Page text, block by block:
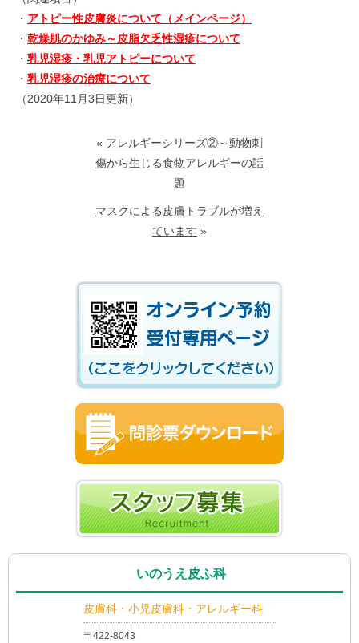
・ アトピー性皮膚炎について（メインページ）
・ 乾燥肌のかゆみ～皮脂欠乏性湿疹について
・ 乳児湿疹・乳児アトピーについて
・ 乳児湿疹の治療について
（2020年11月3日更新）
« アレルギーシリーズ②～動物刺
傷から生じる食物アレルギーの話
題
マスクによる皮膚トラブルが増え
ています »
いのうえ皮ふ科
皮膚科・小児皮膚科・アレルギー科
〒422-8043